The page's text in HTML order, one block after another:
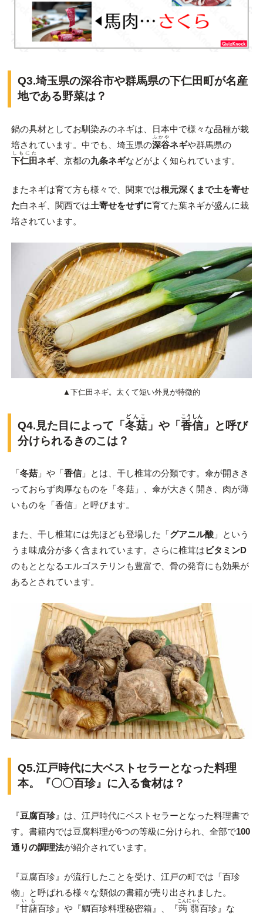
Q3.埼玉県の深谷市や群馬県の下仁田町が名産
地である野菜は？
鍋の具材としてお馴染みのネギは、日本中で様々な品種が栽
培されています。中でも、埼玉県の深谷
ふかや
ネギや群馬県の
下仁田
しもにた
ネギ、京都の九条ネギなどがよく知られています。
またネギは育て方も様々で、関東では根元深くまで土を寄せ
た白ネギ、関西では土寄せをせずに育てた葉ネギが盛んに栽
培されています。
▲下仁田ネギ。太くて短い外見が特徴的
Q4.見た目によって「 冬菇
どんこ
」や「 香信
こうしん
」と呼び
分けられるきのこは？
「冬菇」や「香信」とは、干し椎茸の分類です。傘が開きき
っておらず肉厚なものを「冬菇」、傘が大きく開き、肉が薄
いものを「香信」と呼びます。
また、干し椎茸には先ほども登場した「グアニル酸」という
うま味成分が多く含まれています。さらに椎茸はビタミンD
のもととなるエルゴステリンも豊富で、骨の発育にも効果が
あるとされています。
Q5.江戸時代に大ベストセラーとなった料理
本。『〇〇百珍』に入る食材は？
『豆腐百珍』は、江戸時代にベストセラーとなった料理書で
す。書籍内では豆腐料理が6つの等級に分けられ、全部で100
通りの調理法が紹介されています。
『豆腐百珍』が流行したことを受け、江戸の町では「百珍
物」と呼ばれる様々な類似の書籍が売り出されました。
『甘藷
いも
百珍』や『鯛百珍料理秘密箱』、『蒟蒻
こんにゃく
百珍』な